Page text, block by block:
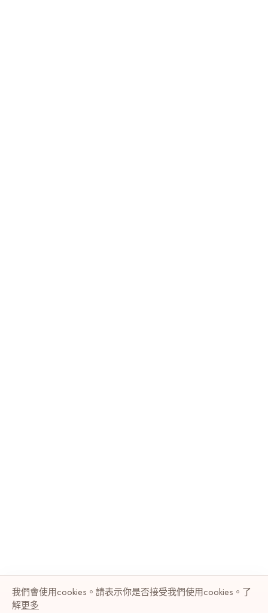
我們會使用cookies。請表示你是否接受我們使用cookies。了
解更多